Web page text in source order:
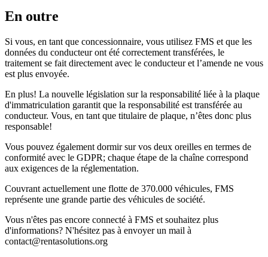
En outre
Si vous, en tant que concessionnaire, vous utilisez FMS et que les
données du conducteur ont été correctement transférées, le
traitement se fait directement avec le conducteur et l’amende ne vous
est plus envoyée.
En plus! La nouvelle législation sur la responsabilité liée à la plaque
d'immatriculation garantit que la responsabilité est transférée au
conducteur. Vous, en tant que titulaire de plaque, n’êtes donc plus
responsable!
Vous pouvez également dormir sur vos deux oreilles en termes de
conformité avec le GDPR; chaque étape de la chaîne correspond
aux exigences de la réglementation.
Couvrant actuellement une flotte de 370.000 véhicules, FMS
représente une grande partie des véhicules de société.
Vous n'êtes pas encore connecté à FMS et souhaitez plus
d'informations? N'hésitez pas à envoyer un mail à
contact@rentasolutions.org